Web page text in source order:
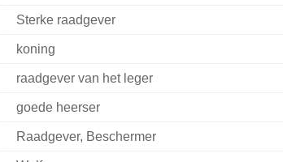
Sterke raadgever
koning
raadgever van het leger
goede heerser
Raadgever, Beschermer